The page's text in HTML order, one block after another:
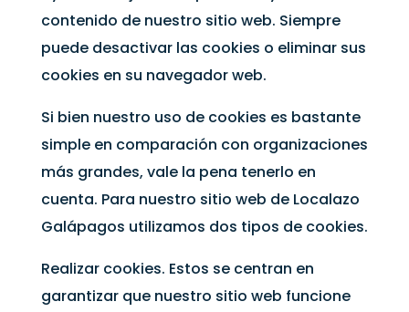
contenido de nuestro sitio web. Siempre
puede desactivar las cookies o eliminar sus
cookies en su navegador web.
Si bien nuestro uso de cookies es bastante
simple en comparación con organizaciones
más grandes, vale la pena tenerlo en
cuenta. Para nuestro sitio web de Localazo
Galápagos utilizamos dos tipos de cookies.
Realizar cookies. Estos se centran en
garantizar que nuestro sitio web funcione